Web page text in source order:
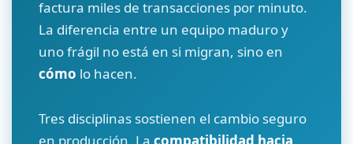
factura miles de transacciones por minuto.
La diferencia entre un equipo maduro y
uno frágil no está en si migran, sino en
cómo lo hacen.
Tres disciplinas sostienen el cambio seguro